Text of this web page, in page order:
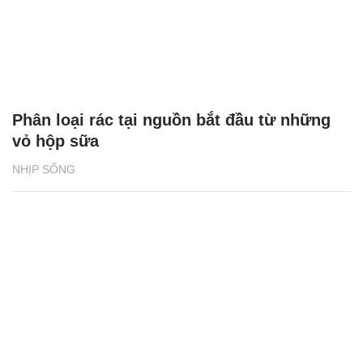
NHỊP SỐNG
Phân loại rác tại nguồn bắt đầu từ những
vỏ hộp sữa